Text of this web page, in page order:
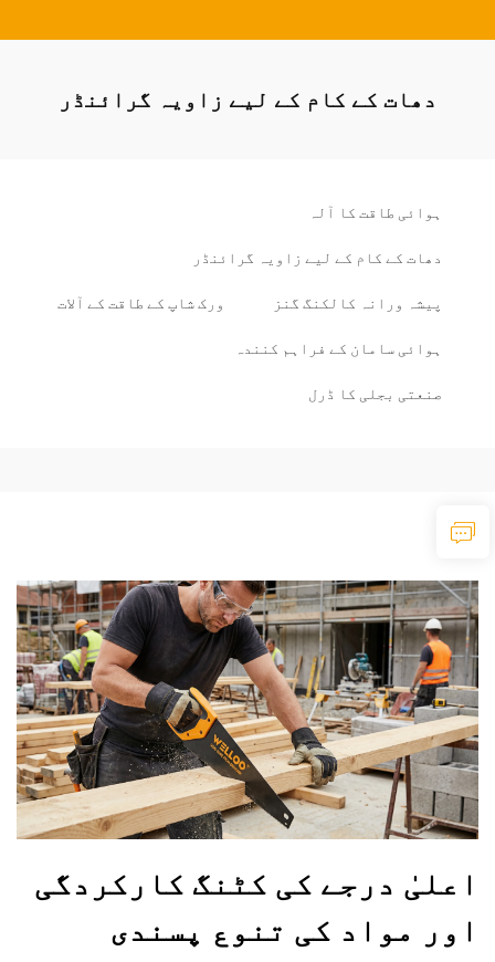
دھات کے کام کے لیے زاویہ گرائنڈر
ہوائی طاقت کا آلہ
دھات کے کام کے لیے زاویہ گرائنڈر
پیشہ ورانہ کالکنگ گنز ورک شاپ کے طاقت کے آلات
ہوائی سامان کے فراہم کنندہ
صنعتی بجلی کا ڈرل
اعلیٰ درجے کی کٹنگ کارکردگی
اور مواد کی تنوع پسندی